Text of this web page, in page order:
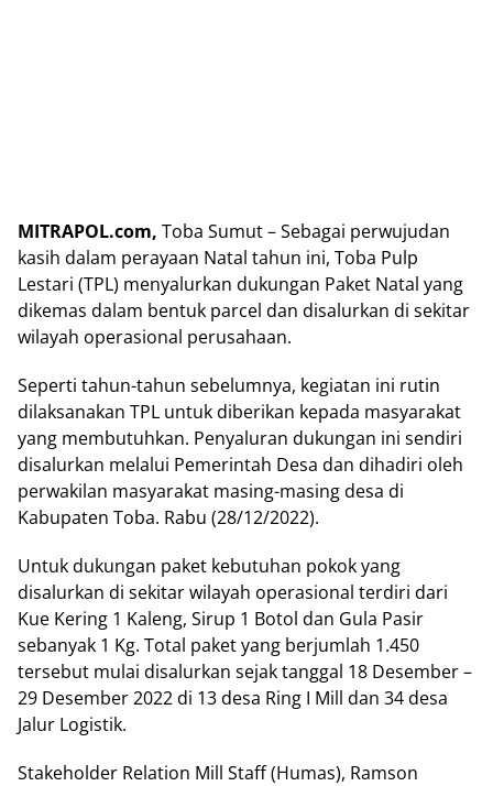
MITRAPOL.com, Toba Sumut – Sebagai perwujudan
kasih dalam perayaan Natal tahun ini, Toba Pulp
Lestari (TPL) menyalurkan dukungan Paket Natal yang
dikemas dalam bentuk parcel dan disalurkan di sekitar
wilayah operasional perusahaan.
Seperti tahun-tahun sebelumnya, kegiatan ini rutin
dilaksanakan TPL untuk diberikan kepada masyarakat
yang membutuhkan. Penyaluran dukungan ini sendiri
disalurkan melalui Pemerintah Desa dan dihadiri oleh
perwakilan masyarakat masing-masing desa di
Kabupaten Toba. Rabu (28/12/2022).
Untuk dukungan paket kebutuhan pokok yang
disalurkan di sekitar wilayah operasional terdiri dari
Kue Kering 1 Kaleng, Sirup 1 Botol dan Gula Pasir
sebanyak 1 Kg. Total paket yang berjumlah 1.450
tersebut mulai disalurkan sejak tanggal 18 Desember –
29 Desember 2022 di 13 desa Ring I Mill dan 34 desa
Jalur Logistik.
Stakeholder Relation Mill Staff (Humas), Ramson